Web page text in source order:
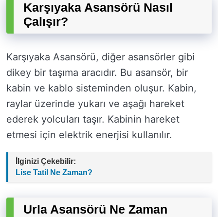
Karşıyaka Asansörü Nasıl
Çalışır?
Karşıyaka Asansörü, diğer asansörler gibi
dikey bir taşıma aracıdır. Bu asansör, bir
kabin ve kablo sisteminden oluşur. Kabin,
raylar üzerinde yukarı ve aşağı hareket
ederek yolcuları taşır. Kabinin hareket
etmesi için elektrik enerjisi kullanılır.
İlginizi Çekebilir:
Lise Tatil Ne Zaman?
Urla Asansörü Ne Zaman